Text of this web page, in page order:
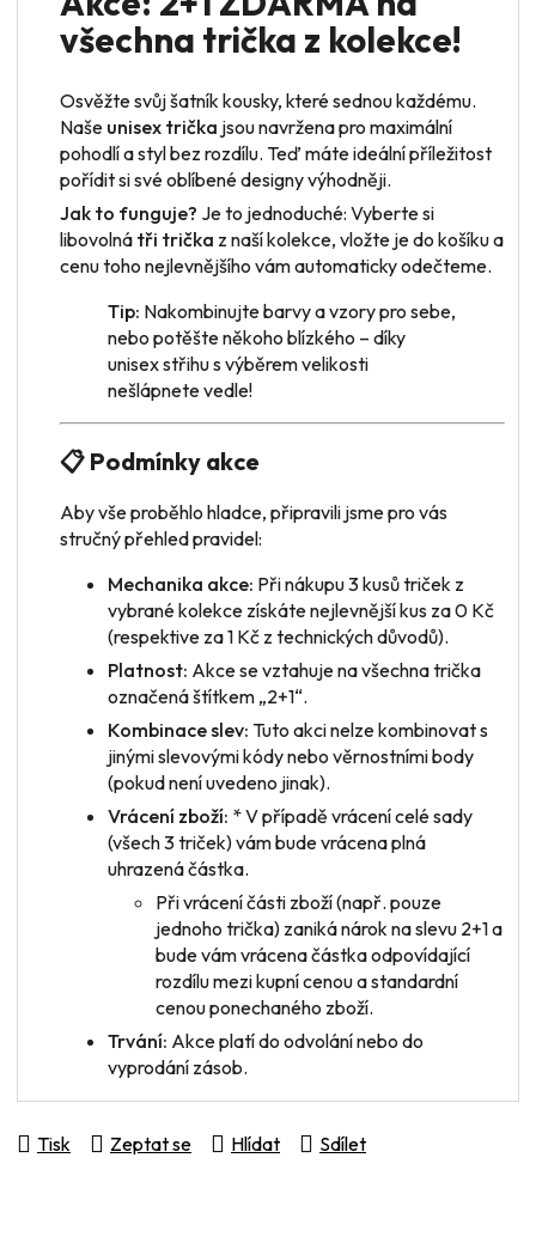
všechna trička z kolekce!
Osvěžte svůj šatník kousky, které sednou každému.
Naše unisex trička jsou navržena pro maximální
pohodlí a styl bez rozdílu. Teď máte ideální příležitost
pořídit si své oblíbené designy výhodněji.
Jak to funguje? Je to jednoduché: Vyberte si
libovolná tři trička z naší kolekce, vložte je do košíku a
cenu toho nejlevnějšího vám automaticky odečteme.
Tip: Nakombinujte barvy a vzory pro sebe,
nebo potěšte někoho blízkého – díky
unisex střihu s výběrem velikosti
nešlápnete vedle!
📋 Podmínky akce
Aby vše proběhlo hladce, připravili jsme pro vás
stručný přehled pravidel:
Mechanika akce: Při nákupu 3 kusů triček z
vybrané kolekce získáte nejlevnější kus za 0 Kč
(respektive za 1 Kč z technických důvodů).
Platnost: Akce se vztahuje na všechna trička
označená štítkem „2+1“.
Kombinace slev: Tuto akci nelze kombinovat s
jinými slevovými kódy nebo věrnostními body
(pokud není uvedeno jinak).
Vrácení zboží: * V případě vrácenícelé sady
(všech 3 triček) vám bude vrácena plná
uhrazená částka.
Při vráceníčásti zboží(např. pouze
jednoho trička) zaniká nárok na slevu 2+1 a
bude vám vrácena částka odpovídající
rozdílu mezi kupní cenou a standardní
cenou ponechaného zboží.
Trvání: Akce platí do odvolání nebo do
vyprodání zásob.
Tisk Zeptat se Hlídat Sdílet